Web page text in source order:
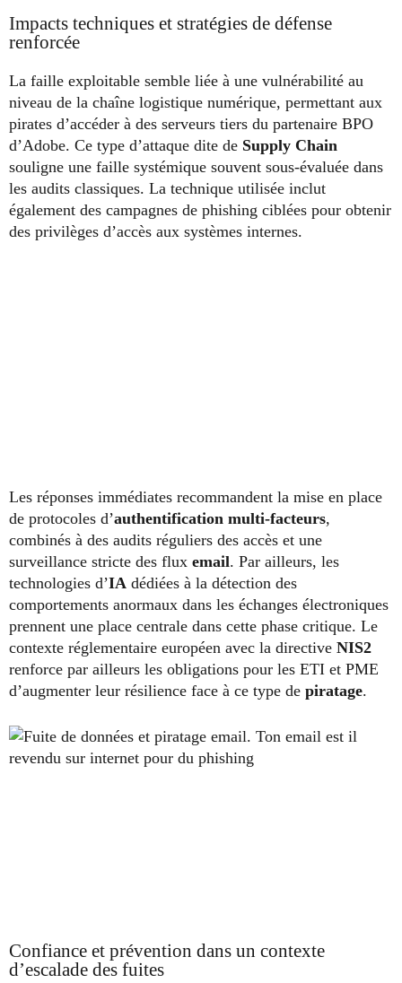
Impacts techniques et stratégies de défense
renforcée
La faille exploitable semble liée à une vulnérabilité au
niveau de la chaîne logistique numérique, permettant aux
pirates d’accéder à des serveurs tiers du partenaire BPO
d’Adobe. Ce type d’attaque dite de Supply Chain
souligne une faille systémique souvent sous-évaluée dans
les audits classiques. La technique utilisée inclut
également des campagnes de phishing ciblées pour obtenir
des privilèges d’accès aux systèmes internes.
Les réponses immédiates recommandent la mise en place
de protocoles d’authentification multi-facteurs,
combinés à des audits réguliers des accès et une
surveillance stricte des flux email. Par ailleurs, les
technologies d’IA dédiées à la détection des
comportements anormaux dans les échanges électroniques
prennent une place centrale dans cette phase critique. Le
contexte réglementaire européen avec la directive NIS2
renforce par ailleurs les obligations pour les ETI et PME
d’augmenter leur résilience face à ce type de piratage.
Confiance et prévention dans un contexte
d’escalade des fuites